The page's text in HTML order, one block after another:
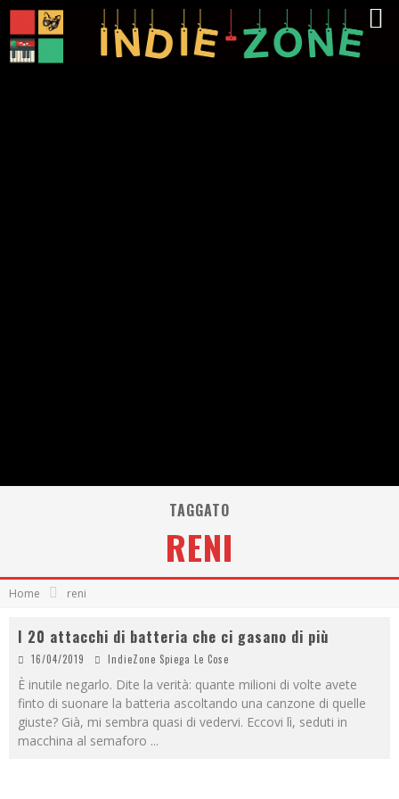
TAGGATO
RENI
Home reni
I 20 attacchi di batteria che ci gasano di più
16/04/2019 IndieZone Spiega Le Cose
È inutile negarlo. Dite la verità: quante milioni di volte avete
finto di suonare la batteria ascoltando una canzone di quelle
giuste? Già, mi sembra quasi di vedervi. Eccovi lì, seduti in
macchina al semaforo ...